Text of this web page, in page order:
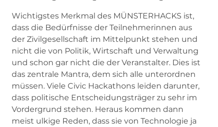
Wichtigstes Merkmal des MÜNSTERHACKS ist,
dass die Bedürfnisse der Teilnehmerinnen aus
der Zivilgesellschaft im Mittelpunkt stehen und
nicht die von Politik, Wirtschaft und Verwaltung
und schon gar nicht die der Veranstalter. Dies ist
das zentrale Mantra, dem sich alle unterordnen
müssen. Viele Civic Hackathons leiden darunter,
dass politische Entscheidungsträger zu sehr im
Vordergrund stehen. Heraus kommen dann
meist ulkige Reden, dass sie von Technologie ja